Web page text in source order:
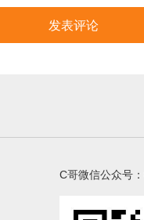
C哥微信公众号